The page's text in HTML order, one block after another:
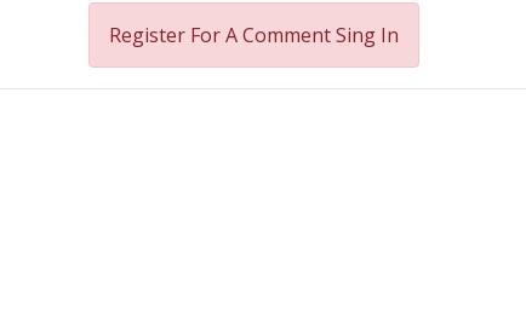
Register For A CommentSing In